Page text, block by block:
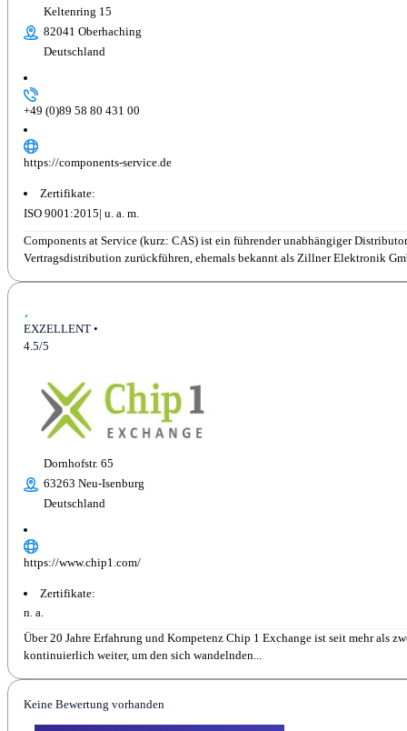
Keltenring 15
82041 Oberhaching
Deutschland
+49 (0)89 58 80 431 00
https://components-service.de
Zertifikate:
ISO 9001:2015
Components at Service (kurz: CAS) ist ein führender unabhängiger
Vertragsdistribution zurückführen, ehemals bekannt als Zillner Elektronik
Dornhofstr. 65
63263 Neu-Isenburg
Deutschland
https://www.chip1.com/
Zertifikate:
n. a.
Über 20 Jahre Erfahrung und Kompetenz Chip 1 Exchange ist seit mehr als
kontinuierlich weiter, um den sich wandelnden...
EXZELLENT •
4.5/5
Keine Bewertung vorhanden